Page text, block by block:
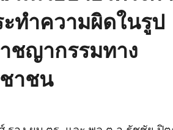
ทำความผิดในรูป
ชญากรรมทาง
าชน